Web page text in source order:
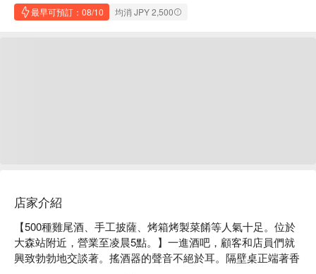
最早可預訂：08/10 均消 JPY 2,500
店家介紹
【500種雞尾酒、手工披薩、烤箱烤製菜餚等人氣十足。位於
大森站附近，營業至凌晨5點。】一進酒吧，顧客和店員們就
興致勃勃地交談著。搖酒器的聲音不絕於耳。隔壁桌正端著香